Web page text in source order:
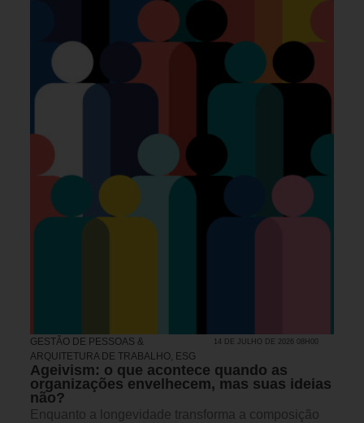
GESTÃO DE PESSOAS &
ARQUITETURA DE TRABALHO, ESG
14 DE JULHO DE 2026 08H00
Ageivism: o que acontece quando as
organizações envelhecem, mas suas ideias
não?
Enquanto a longevidade transforma a composição